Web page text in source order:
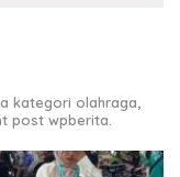
kategori olahraga,
post wpberita.